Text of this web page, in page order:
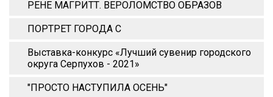
РЕНЕ МАГРИТТ. ВЕРОЛОМСТВО ОБРАЗОВ
ПОРТРЕТ ГОРОДА С
Выставка-конкурс «Лучший сувенир городского
округа Серпухов - 2021»
"ПРОСТО НАСТУПИЛА ОСЕНЬ"